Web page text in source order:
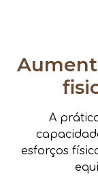
A
esforços